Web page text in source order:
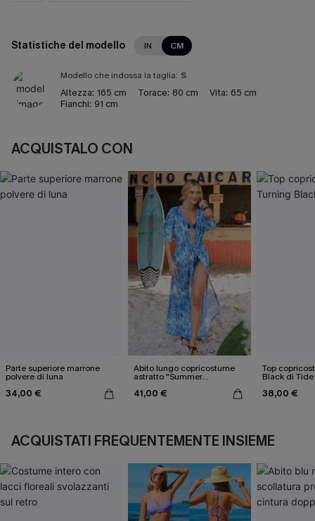
Statistiche del modello IN CM
Modello che indossa la taglia: S
Altezza: 165 cm Torace: 80 cm Vita: 65 cm
Fianchi: 91 cm
ACQUISTALO CON
Parte superiore marrone
polvere di luna
34,00 €
Abito lungo copricostume
astratto "Summer
41,00 €
Top
Black di Tide
38,00 €
ACQUISTATI FREQUENTEMENTE INSIEME